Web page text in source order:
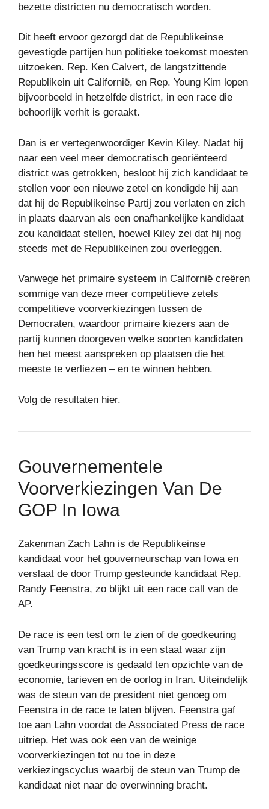
bezette districten nu democratisch worden.
Dit heeft ervoor gezorgd dat de Republikeinse
gevestigde partijen hun politieke toekomst moesten
uitzoeken. Rep. Ken Calvert, de langstzittende
Republikein uit Californië, en Rep. Young Kim lopen
bijvoorbeeld in hetzelfde district, in een race die
behoorlijk verhit is geraakt.
Dan is er vertegenwoordiger Kevin Kiley. Nadat hij
naar een veel meer democratisch georiënteerd
district was getrokken, besloot hij zich kandidaat te
stellen voor een nieuwe zetel en kondigde hij aan
dat hij de Republikeinse Partij zou verlaten en zich
in plaats daarvan als een onafhankelijke kandidaat
zou kandidaat stellen, hoewel Kiley zei dat hij nog
steeds met de Republikeinen zou overleggen.
Vanwege het primaire systeem in Californië creëren
sommige van deze meer competitieve zetels
competitieve voorverkiezingen tussen de
Democraten, waardoor primaire kiezers aan de
partij kunnen doorgeven welke soorten kandidaten
hen het meest aanspreken op plaatsen die het
meeste te verliezen – en te winnen hebben.
Volg de resultaten hier.
Gouvernementele
Voorverkiezingen Van De
GOP In Iowa
Zakenman Zach Lahn is de Republikeinse
kandidaat voor het gouverneurschap van Iowa en
verslaat de door Trump gesteunde kandidaat Rep.
Randy Feenstra, zo blijkt uit een race call van de
AP.
De race is een test om te zien of de goedkeuring
van Trump van kracht is in een staat waar zijn
goedkeuringsscore is gedaald ten opzichte van de
economie, tarieven en de oorlog in Iran. Uiteindelijk
was de steun van de president niet genoeg om
Feenstra in de race te laten blijven. Feenstra gaf
toe aan Lahn voordat de Associated Press de race
uitriep. Het was ook een van de weinige
voorverkiezingen tot nu toe in deze
verkiezingscyclus waarbij de steun van Trump de
kandidaat niet naar de overwinning bracht.